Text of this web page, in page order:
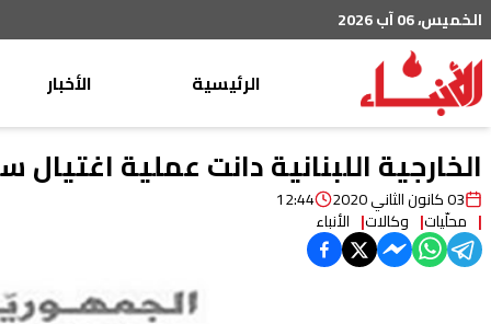
الخميس، 06 آب 2026
الرئيسية
الأخبار
محليات
عربي دولي
رياضة
الخارجية اللبنانية دانت عملية اغتيال
03 كانون الثاني 2020 12:44
محلّيات وكالات الأنباء